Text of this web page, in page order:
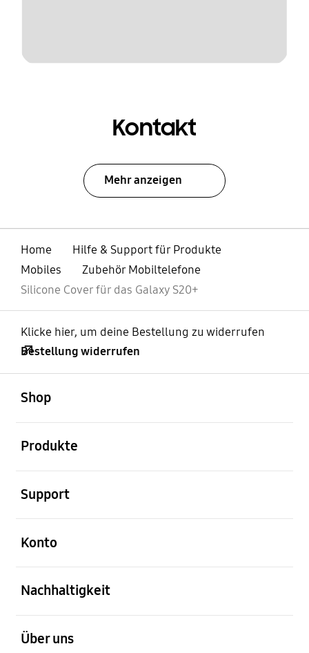
Kontakt
Mehr anzeigen
Home
Hilfe & Support für Produkte
Mobiles
Zubehör Mobiltelefone
Silicone Cover für das Galaxy S20+
Klicke hier, um deine Bestellung zu widerrufen
Bestellung widerrufen
Shop
Produkte
Support
Konto
Nachhaltigkeit
Über uns